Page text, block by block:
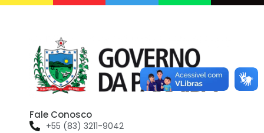
Fale Conosco
+55 (83) 3211-9042